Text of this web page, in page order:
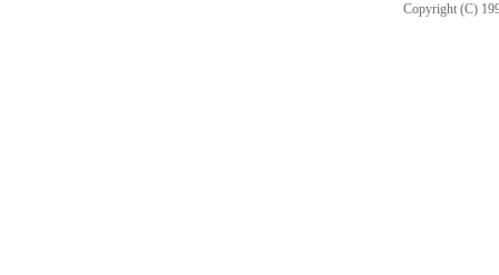
Copyright (C)